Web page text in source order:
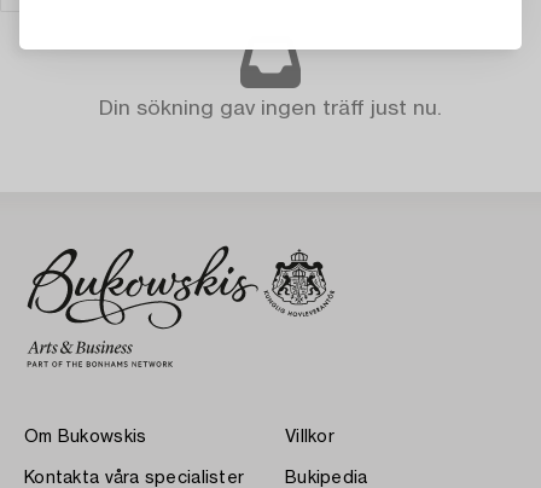
Din sökning gav ingen träff just nu.
Om Bukowskis
Kontakta våra specialister
Villkor
Bukipedia